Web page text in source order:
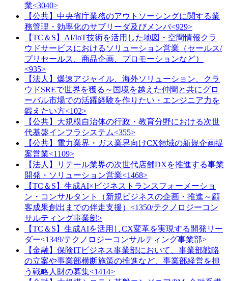
業<3040>
【公共】中央省庁業務のアウトソーシングに関する業
務管理・効率化のサブリーダ及びメンバ<929>
【TC＆S】AI/IoT技術を活用した地図・空間情報クラ
ウドサービスにおけるソリューション営業（セールス/
プリセールス、商品企画、プロモーションなど）
<935>
【法人】爆速アジャイル、海外ソリューション、クラ
ウドSREで世界を獲る～国境を越えた仲間と共にグロ
ーバル市場での活躍経験を作りたい・エンジニア力を
鍛えたい方<102>
【公共】大規模自治体の行政・教育分野における次世
代基盤インフラシステム<355>
【公共】電力業界・ガス業界向けCX領域の新規企画提
案営業<1109>
【法人】リテール業界の次世代店舗DXを推進する事業
開発・ソリューション営業<1468>
【TC＆S】生成AI×ビジネストランスフォーメーショ
ン・コンサルタント（新規ビジネスの企画・推進～顧
客成果創出までの伴走支援）<1350/テクノロジーコン
サルティング事業部>
【TC＆S】生成AIを活用しCX変革を実現する開発リー
ダー<1349/テクノロジーコンサルティング事業部>
【金融】保険ITビジネス事業部において、事業部戦略
の立案や事業部横断施策の推進など、事業部経営を担
う戦略人財の募集<1414>